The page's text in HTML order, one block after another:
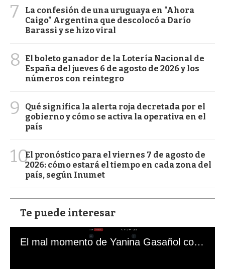
7
La confesión de una uruguaya en "Ahora
Caigo" Argentina que descolocó a Darío
Barassi y se hizo viral
8
El boleto ganador de la Lotería Nacional de
España del jueves 6 de agosto de 2026 y los
números con reintegro
9
Qué significa la alerta roja decretada por el
gobierno y cómo se activa la operativa en el
país
10El pronóstico para el viernes 7 de agosto de
2026: cómo estará el tiempo en cada zona del
país, según Inumet
Te puede interesar
El mal momento de Yanina Gasañol con un hincha argentino en "Subrayado"